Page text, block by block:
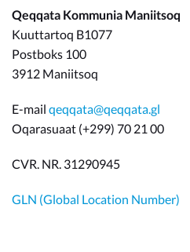
Qeqqata Kommunia Maniitsoq
Kuuttartoq B1077
Postboks 100
3912 Maniitsoq
E-mail qeqqata@qeqqata.gl
Oqarasuaat (+299) 70 21 00
CVR. NR. 31290945
GLN (Global Location Number)